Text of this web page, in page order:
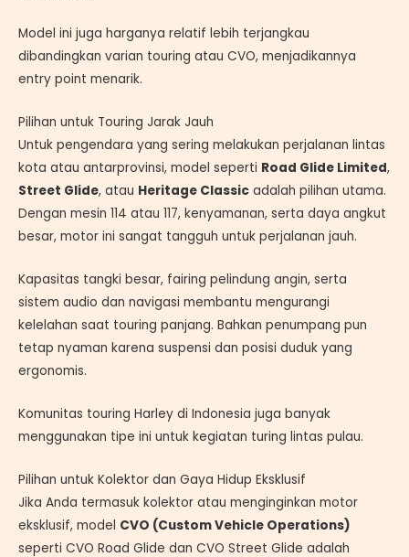
Model ini juga harganya relatif lebih terjangkau
dibandingkan varian touring atau CVO, menjadikannya
entry point menarik.
Pilihan untuk Touring Jarak Jauh
Untuk pengendara yang sering melakukan perjalanan lintas
kota atau antarprovinsi, model seperti Road Glide Limited,
Street Glide, atau Heritage Classic adalah pilihan utama.
Dengan mesin 114 atau 117, kenyamanan, serta daya angkut
besar, motor ini sangat tangguh untuk perjalanan jauh.
Kapasitas tangki besar, fairing pelindung angin, serta
sistem audio dan navigasi membantu mengurangi
kelelahan saat touring panjang. Bahkan penumpang pun
tetap nyaman karena suspensi dan posisi duduk yang
ergonomis.
Komunitas touring Harley di Indonesia juga banyak
menggunakan tipe ini untuk kegiatan turing lintas pulau.
Pilihan untuk Kolektor dan Gaya Hidup Eksklusif
Jika Anda termasuk kolektor atau menginginkan motor
eksklusif, model CVO (Custom Vehicle Operations)
seperti CVO Road Glide dan CVO Street Glide adalah